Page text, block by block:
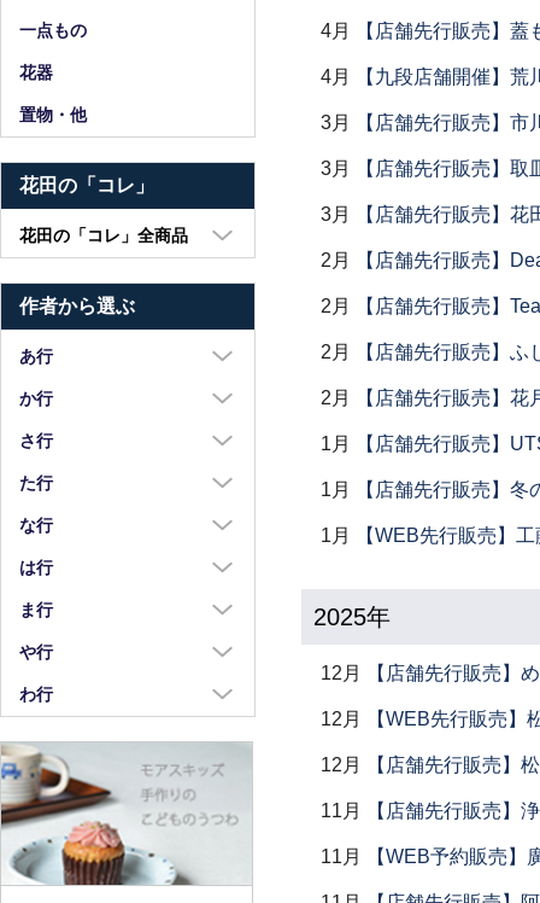
4月 【店舗先行販売】蓋
4月 【九段店舗開催】荒
3月 【店舗先行販売】
3月 【店舗先行販売】取
3月 【店舗先行販売】
2月 【店舗先行販売】
2月 【店舗先行販売】
2月 【店舗先行販売】
2月 【店舗先行販売】花
1月 【店舗先行販売】
1月 【店舗先行販売】冬
1月 【WEB先行販売】
2025年
12月 【店舗先行販売】
12月 【WEB先行販売】
12月 【店舗先行販売】
11月 【店舗先行販売】
11月 【WEB予約販売】
一点もの
花器
置物・他
花田の「コレ」
花田の「コレ」全商品
鉢・湯呑・カップ
汁椀・土鍋・折敷
小物・カトラリー
作者から選ぶ
あ行
浅野奈生
苧野直樹
安達和治
荒川真吾
荒賀文成
有馬和博
iiDA Woodturning
伊賀焼土楽
池島直人
池島仁美
か行
蠣崎マコト
葛西国太郎
葛西義信
河上智美
川合孝知
川辺忠
川村宏樹
幹山繁太
季更器窯
岸野寛
さ行
坂本達哉
佐川岳彦
佐々木暢子
重田良古
島田まるみ
志村睦彦
城進
菅原博之
杉本太郎
た行
高島慎一
高木剛
瀧田操
田中あい
田中佐和子
谷口嘉
谷永太郎
な行
中荒江道子
中尾万作
中川紀夫
中町いずみ
中村一也
中村幸一郎
d.Tam 中村孝子/桃子
中村智美
は行
橋村大作
長谷川由香
畑中篤
花岡隆
花田オリジナル
羽生直記
林京子
林拓児
ま行
前田麻美
正木春蔵
松浦コータロー
松浦ナオコ
松葉勇輝
松本郁美
や行
八木橋昇
山口硝子
山口利枝
山崎葉
山田洋次
わ行
ワダコーヘー
渡辺信史
渡邊心平